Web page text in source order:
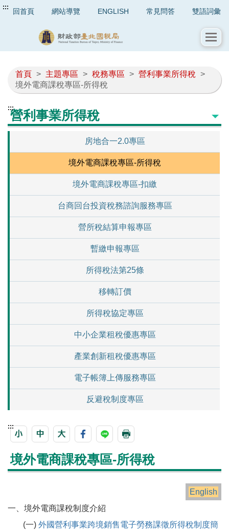
::: 回首頁 網站導覽 ENGLISH 常見問答 雙語詞彙
首頁 > 主題專區 > 稅務專區 > 營利事業所得稅 >
境外電商課稅專區-所得稅
:::營利事業所得稅
房地合一2.0專區
境外電商課稅專區-所得稅
境外電商課稅專區-扣繳
台商回台投資稅務諮詢服務專區
營所稅結算申報專區
暫繳申報專區
所得稅法第25條
移轉訂價
所得稅協定專區
中小企業租稅優惠專區
產業創新租稅優惠專區
電子帳簿上傳服務專區
反避稅制度專區
:::
境外電商課稅專區-所得稅
English
一、境外電商課稅制度介紹
(一) 外國營利事業跨境銷售電子勞務課徵所得稅制度簡